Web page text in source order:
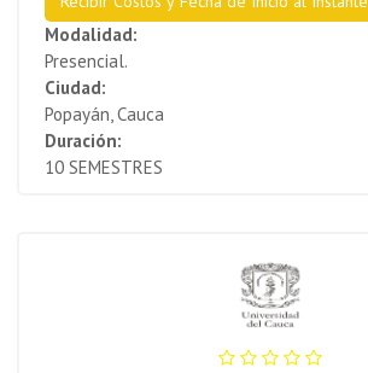
Modalidad:
Presencial.
Ciudad:
Popayán, Cauca
Duración:
10 SEMESTRES